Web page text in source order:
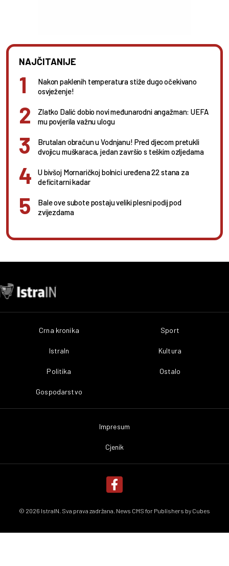
NAJČITANIJE
Nakon paklenih temperatura stiže dugo očekivano
osvježenje!
Zlatko Dalić dobio novi međunarodni angažman: UEFA
mu povjerila važnu ulogu
Brutalan obračun u Vodnjanu! Pred djecom pretukli
dvojicu muškaraca, jedan završio s teškim ozljedama
U bivšoj Mornaričkoj bolnici uređena 22 stana za
deficitarni kadar
Bale ove subote postaju veliki plesni podij pod
zvijezdama
Crna kronika
IstraIn
Politika
Gospodarstvo
Sport
Kultura
Ostalo
Impresum
Cjenik
© 2026 IstraIN. Sva prava zadržana. News CMS for Publishers by Cubes